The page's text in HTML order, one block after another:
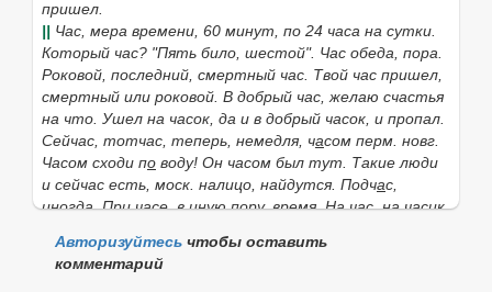
ударит и час.отсутствует в приведённом списке,
то его можно найти с помощью этой формы:
Найти
пришел.
|| Час, мера времени, 60 минут, по 24 часа на сутки.
Который час? "Пять било, шестой". Час обеда, пора.
Роковой, последний, смертный час. Твой час пришел,
смертный или роковой. В добрый час, желаю счастья
на что. Ушел на часок, да и в добрый часок, и пропал.
Сейчас, тотчас, теперь, немедля, часом перм. новг.
Часом сходи по воду! Он часом был тут. Такие люди
и сейчас есть, моск. налицо, найдутся. Подчас,
иногда.При часе,в иную пору, время.На час, на часик,
ходит начасу,должна родить.Стоять на часах,
притине, быть часовым.
Авторизуйтесь чтобы оставить
комментарий